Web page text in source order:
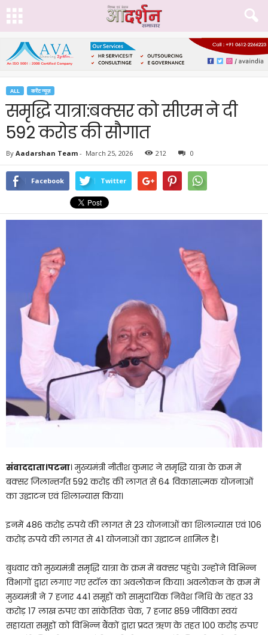
ALL करेंट न्यूज़
समृद्धि यात्रा:बक्सर को सीएम ने दी
592 करोड की सौगात
By Aadarshan Team - March 25, 2026 212 0
Facebook Twitter
संवाददाता।पटना। मुख्यमंत्री नीतीश कुमार ने समृद्धि यात्रा के क्रम में
बक्सर जिलान्तर्गत 592 करोड़ की लागत से 64 विकासात्मक योजनाओं
का उद्घाटन एवं शिलान्यास किया।
इनमें 486 करोड़ रुपये की लागत से 23 योजनाओं का शिलान्यास एवं 106
करोड़ रुपये की लागत से 41 योजनाओं का उद्घाटन शामिल है।
बुधवार को मुख्यमंत्री समृद्धि यात्रा के क्रम में बक्सर पहुंचे। उन्होंने विभिन्न
विभागों द्वारा लगाए गए स्टॉल का अवलोकन किया। अवलोकन के क्रम में
मुख्यमंत्री ने 7 हजार 441 समूहों को सामुदायिक निवेश निधि के तहत 33
करोड़ 17 लाख रुपए का सांकेतिक चेक, 7 हजार 859 जीविका स्वयं
सहायता समूहों को विभिन्न बैंकों द्वारा प्रदत ऋण के तहत 100 करोड़ रुपए